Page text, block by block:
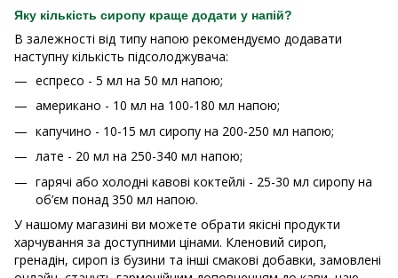
Яку кількість сиропу краще додати у напій?
В залежності від типу напою рекомендуємо додавати
наступну кількість підсолоджувача:
еспресо - 5 мл на 50 мл напою;
американо - 10 мл на 100-180 мл напою;
капучино - 10-15 мл сиропу на 200-250 мл напою;
лате - 20 мл на 250-340 мл напою;
гарячі або холодні кавові коктейлі - 25-30 мл сиропу на
об’єм понад 350 мл напою.
У нашому магазині ви можете обрати якісні продукти
харчування за доступними цінами. Кленовий сироп,
гренадін, сироп із бузини та інші смакові добавки, замовлені